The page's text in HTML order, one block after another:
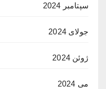
سپتامبر 2024
جولای 2024
ژوئن 2024
می 2024